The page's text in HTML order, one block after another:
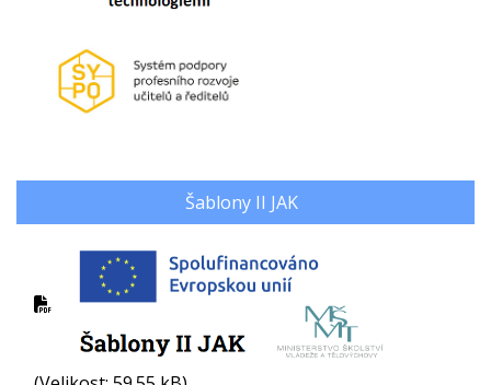
Šablony II JAK